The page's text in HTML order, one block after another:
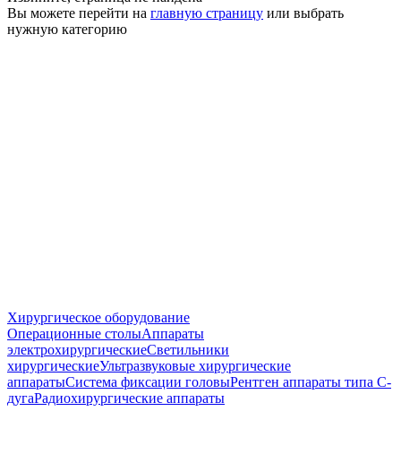
Вы можете перейти на главную страницу или выбрать
нужную категорию
Хирургическое оборудование
Операционные столыАппараты
электрохирургическиеСветильники
хирургическиеУльтразвуковые хирургические
аппаратыСистема фиксации головыРентген аппараты типа С-
дугаРадиохирургические аппараты